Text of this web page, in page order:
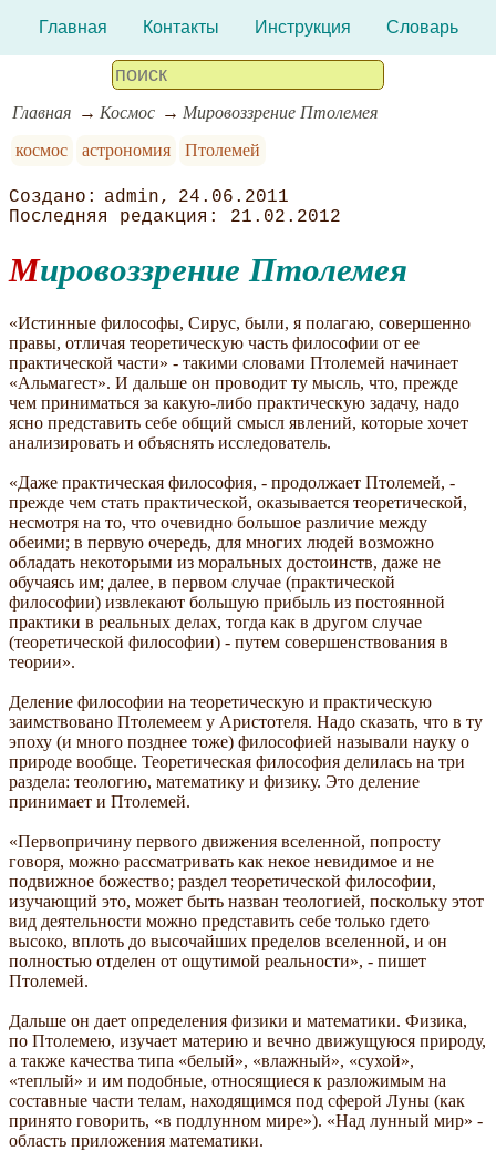
Главная Контакты Инструкция Словарь
Главная Космос
Мировоззрение Птолемея
космос
астрономия Птолемей
admin
24.06.2011
21.02.2012
Мировоззрение Птолемея
«Истинные философы, Сирус, были, я полагаю, совершенно
правы, отличая теоретическую часть философии от ее
практической части» - такими словами Птолемей начинает
«Альмагест». И дальше он проводит ту мысль, что, прежде
чем приниматься за какую-либо практическую задачу, надо
ясно представить себе общий смысл явлений, которые хочет
анализировать и объяснять исследователь.
«Даже практическая философия, - продолжает Птолемей, -
прежде чем стать практической, оказывается теоретической,
несмотря на то, что очевидно большое различие между
обеими; в первую очередь, для многих людей возможно
обладать некоторыми из моральных достоинств, даже не
обучаясь им; далее, в первом случае (практической
философии) извлекают большую прибыль из постоянной
практики в реальных делах, тогда как в другом случае
(теоретической философии) - путем совершенствования в
теории».
Деление философии на теоретическую и практическую
заимствовано Птолемеем у Аристотеля. Надо сказать, что в ту
эпоху (и много позднее тоже) философией называли науку о
природе вообще. Теоретическая философия делилась на три
раздела: теологию, математику и физику. Это деление
принимает и Птолемей.
«Первопричину первого движения вселенной, попросту
говоря, можно рассматривать как некое невидимое и не
подвижное божество; раздел теоретической философии,
изучающий это, может быть назван теологией, поскольку этот
вид деятельности можно представить себе только гдето
высоко, вплоть до высочайших пределов вселенной, и он
полностью отделен от ощутимой реальности», - пишет
Птолемей.
Дальше он дает определения физики и математики. Физика,
по Птолемею, изучает материю и вечно движущуюся природу,
а также качества типа «белый», «влажный», «сухой»,
«теплый» и им подобные, относящиеся к разложимым на
составные части телам, находящимся под сферой Луны (как
принято говорить, «в подлунном мире»). «Над лунный мир» -
область приложения математики.